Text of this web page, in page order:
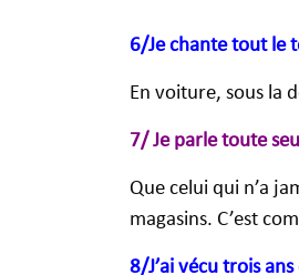
6/Je chante tout le
En voiture, sous la
7/ Je parle toute
Que celui qui n’a
magasins. C’est
8/J’ai vécu trois